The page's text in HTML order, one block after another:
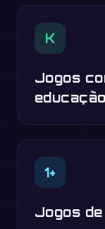
K
Jogos
1+
Jogos